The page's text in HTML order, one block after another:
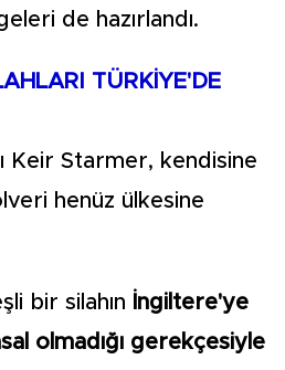
de hazırlandı.
TÜRKİYE'DE
Keir Starmer, kendisine
henüz ülkesine
bir silahın İngiltere'ye
olmadığı gerekçesiyle